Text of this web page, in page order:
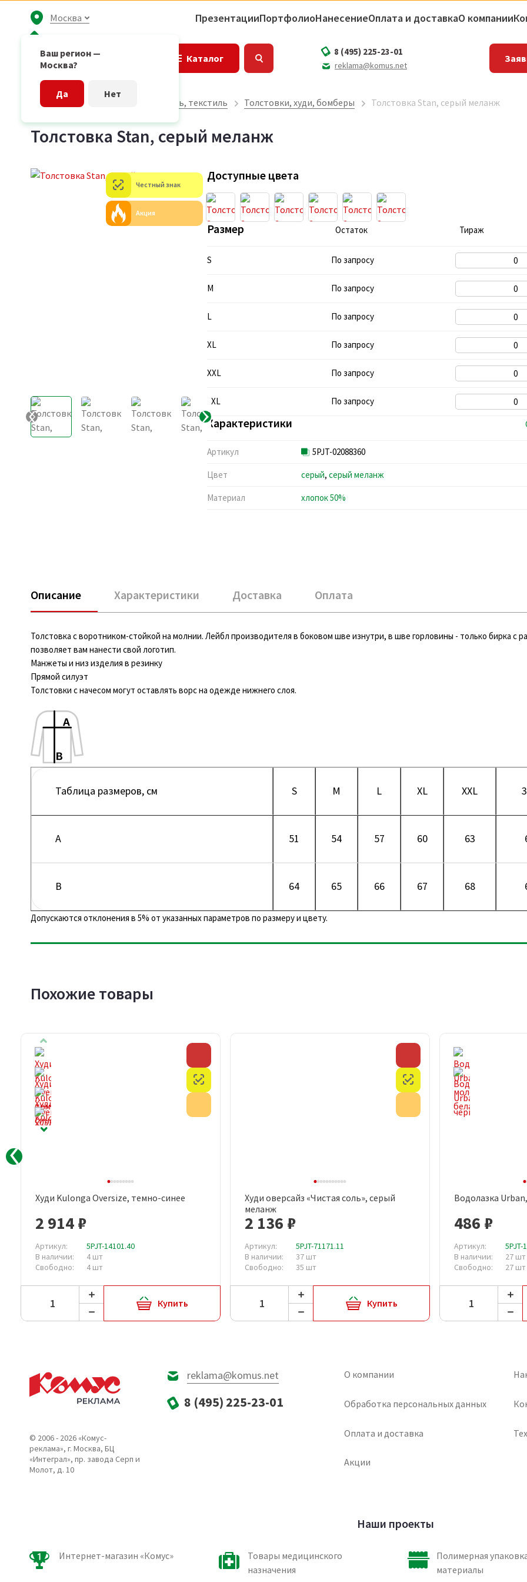
Москва
Ваш регион —
Москва?
Да Нет
ПрезентацииПортфолиоНанесениеОплата и доставкаО компании
Каталог
8 (495) 225-23-01
reklama@komus.net
Главная страница Одежда, обувь, текстиль Толстовки, худи, бомберы Толстовка Stan, серый меланж
Толстовка Stan, серый меланж
Честный знак
Акция
Доступные цвета
Размер Остаток Тираж
S По запросу
M По запросу
L По запросу
XL По запросу
XXL По запросу
3XL По запросу
Характеристики
Артикул 5PJT-02088360
Цвет серый, серый меланж
Материал хлопок 50%
Описание Характеристики Доставка Оплата
Толстовка с воротником-стойкой на молнии. Лейбл производителя в боковом шве изнутри, в шве горловины - только бирка с
позволяет вам нанести свой логотип.
Манжеты и низ изделия в резинку
Прямой силуэт
Толстовки с начесом могут оставлять ворс на одежде нижнего слоя.
Таблица размеров, см S M L XL XXL
A 51 54 57 60 63
B 64 65 66 67 68
Допускаются отклонения в 5% от указанных параметров по размеру и цвету.
Похожие товары
Честный знак
Быстрый просмотр
Худи Kulonga Oversize, темно-синее
2 914 ₽
Артикул:
5PJT-14101.40
В наличии:
4 шт
Свободно:
4 шт
Купить
Честный знак
Быстрый просмотр
Худи оверсайз «Чистая соль», серый
меланж
2 136 ₽
Артикул:
5PJT-71171.11
В наличии:
37 шт
Свободно:
35 шт
Купить
Водолазка
486 ₽
Артикул:
5PJT-
В наличии:
27 шт
Свободно:
27 шт
© 2006 - 2026 «Комус-
реклама», г. Москва, БЦ
«Интеграл», пр. завода Серп и
Молот, д. 10
reklama@komus.net
8 (495) 225-23-01
О компании
Обработка персональных данных
Оплата и доставка
Акции
Наши проекты
Интернет-магазин «Комус»
Товары медицинского
назначения
Полимерная
материалы